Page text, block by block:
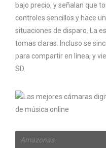
bajo precio, y señalan que
controles sencillos y hace
situaciones de disparo. La
tomas claras. Incluso se
para compartir en línea, y
SD.
Amazonas